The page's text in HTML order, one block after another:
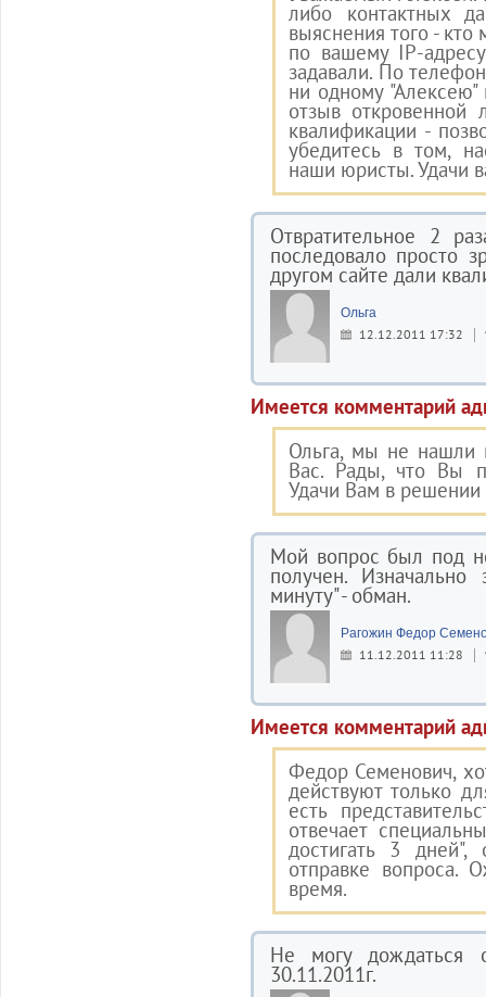
либо контактных
выяснения того - кто
по вашему IP-
задавали. По
ни одному
отзыв
квалификации -
убедитесь в том,
наши юристы. Удачи
Отвратительное 2
последовало просто
другом сайте дали
Ольга
12.12.2011 17:32
Имеется комментарий
Ольга, мы не нашли
Вас. Рады, что Вы
Удачи Вам в
Мой вопрос был под
получен. Изначально
минуту" - обман.
Рагожин Федор
11.12.2011 11:28
Имеется комментарий
Федор Семенович,
действуют только
есть
отвечает
достигать 3
отправке вопроса.
время.
Не могу
30.11.2011г.